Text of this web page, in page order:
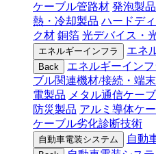
ケーブル管路材 発泡製品
熱・冷却製品 ハードデ
ク材 銅箔 光デバイス・
エネルギーインフラ エネ
Back エネルギーイン
ブル関連機材/接続・端
電製品 メタル通信ケー
防災製品 アルミ導体ケ
ケーブル劣化診断技術
自動車電装システム 自動